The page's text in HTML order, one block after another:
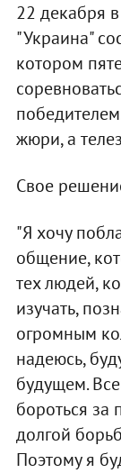
22 декабря
"Украина"
котором
жюри, а
Свое
"Я хочу
общение,
тех людей,
изучать,
огромным
надеюсь,
будущем.
бороться за
долгой
Поэтому я